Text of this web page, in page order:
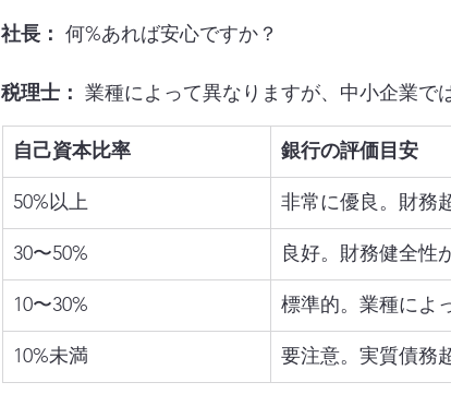
社長： 何%あれば安心ですか？
税理士： 業種によって異なりますが、中小企業で
自己資本比率 銀行の評価目安
50%以上 非常に優良。財務
30〜50% 良好。財務健全性
10〜30% 標準的。業種によ
10%未満 要注意。実質債務